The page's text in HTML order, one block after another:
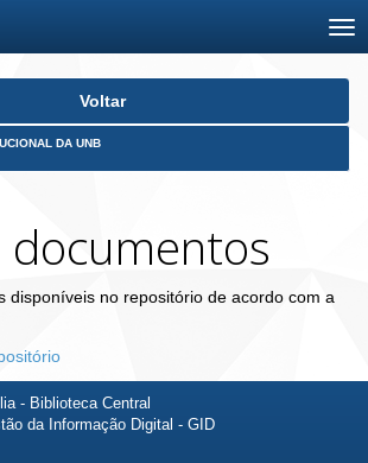
Voltar
DA UNB
documentos
disponíveis no repositório de acordo com a
- Biblioteca Central
da Informação Digital - GID